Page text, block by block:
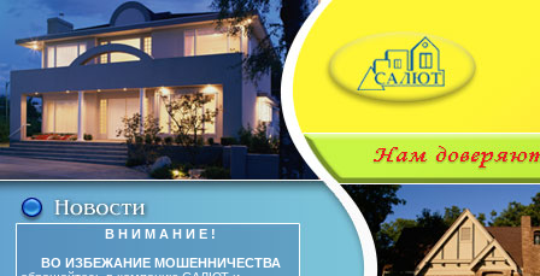
В Н И М А Н И Е !
ВО ИЗБЕЖАНИЕ МОШЕННИЧЕСТВА